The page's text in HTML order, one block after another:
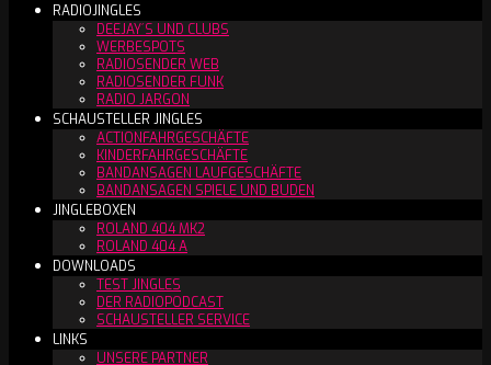
RADIOJINGLES
DEEJAY´S UND CLUBS
WERBESPOTS
RADIOSENDER WEB
RADIOSENDER FUNK
RADIO JARGON
SCHAUSTELLER JINGLES
ACTIONFAHRGESCHÄFTE
KINDERFAHRGESCHÄFTE
BANDANSAGEN LAUFGESCHÄFTE
BANDANSAGEN SPIELE UND BUDEN
JINGLEBOXEN
ROLAND 404 MK2
ROLAND 404 A
DOWNLOADS
TEST JINGLES
DER RADIOPODCAST
SCHAUSTELLER SERVICE
LINKS
UNSERE PARTNER